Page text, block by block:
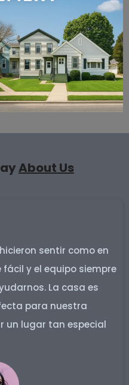
About Us
sentir como en
fácil y el equipo siempre
La casa es
para nuestra
un lugar tan especial